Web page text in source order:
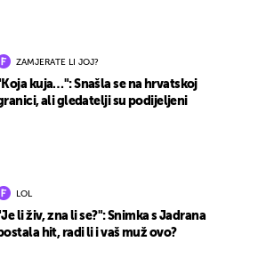
ZAMJERATE LI JOJ?
kuja…": Snašla se na hrvatskoj
ali gledatelji su podijeljeni
LOL
li živ, zna li se?": Snimka s Jadrana
hit, radi li i vaš muž ovo?